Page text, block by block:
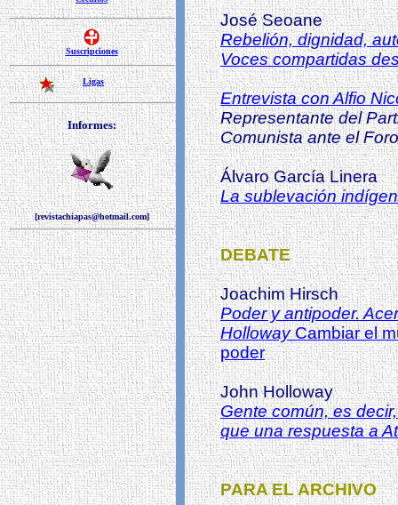
Suscripciones
Ligas
Informes:
[revistachiapas@hotmail.com]
José Seoane
Rebelión, dignidad,
Voces compartidas
Entrevista con Alfio
Representante del
Comunista ante el
Álvaro García Linera
La sublevación
DEBATE
Joachim Hirsch
Poder y antipoder.
HollowayCambiar el
poder
John Holloway
Gente común, es
que una respuesta a
PARA EL ARCHIVO